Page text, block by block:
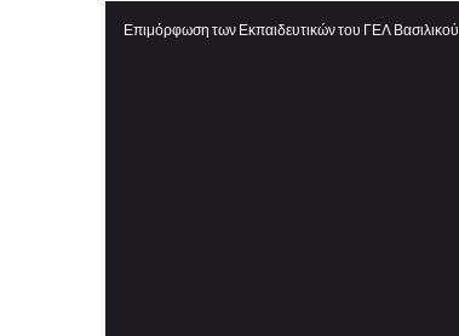
Επιμόρφωση των Εκπαιδευτικών του ΓΕΛ Βασιλικού